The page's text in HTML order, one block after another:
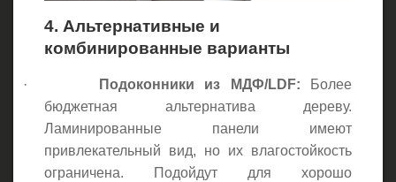
4. Альтернативные и
комбинированные варианты
· Подоконники из МДФ/LDF: Более
бюджетная альтернатива дереву.
Ламинированные панели имеют
привлекательный вид, но их влагостойкость
ограничена. Подойдут для хорошо